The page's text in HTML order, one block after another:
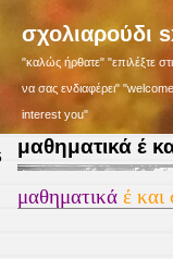
σχολιαρούδι
"καλώς ήρθατε" "επιλέξτε
να σας ενδιαφέρει"
interest you"
μαθηματικά έ
μαθηματικά έ και